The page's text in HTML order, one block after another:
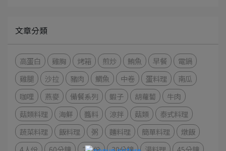
文章分類
高蛋白 雞胸 烤箱 煎炒 鮪魚 早餐
電鍋
雞腿
沙拉 豬肉 鯛魚 中卷 蛋料理
南瓜
咖哩
燕麥 備餐系列 蝦子 胡蘿蔔
牛肉
菇類料理
海鮮 醬料 涼拌 菇類
泰式料理
蔬菜料理
飯料理 粥 麵料理 簡單料理
燉飯